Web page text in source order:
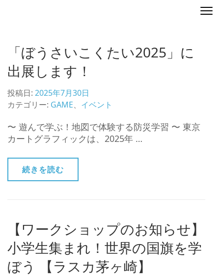
ス
キ
ッ
プ
(Enter
す)
「ぼうさいこくたい2025」に
出展します！
投稿日: 2025年7月30日
カテゴリー: GAME、 イベント
〜 遊んで学ぶ！地図で体験する防災学習 〜 東京
カートグラフィックは、2025年 …
続きを読む
【ワークショップのお知らせ】
小学生集まれ！世界の国旗を学
ぼう 【ラスカ茅ヶ崎】